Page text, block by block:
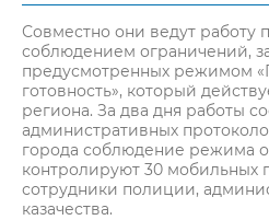
Совместно они ведут работу
соблюдением ограничений,
предусмотренных режимом
готовность», который
региона. За два дня работы
административных
города соблюдение режима
контролируют 30 мобильных
сотрудники полиции,
казачества.